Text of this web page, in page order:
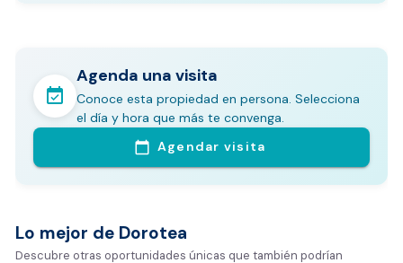
En pocos minutos avalúa con este Análisis
Comparativo de Mercado (inicialmente
Bogotá y Medellín)
Análisis basado en datos reales:
Tiempo promedio de venta en la zona
event_available
Agenda una visita
Conoce esta propiedad en persona. Selecciona
el día y hora que más te convenga.
calendar_today Agendar visita
Lo mejor de Dorotea
Descubre otras oportunidades únicas que también podrían